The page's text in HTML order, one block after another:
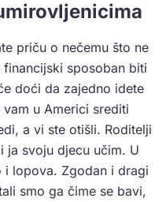
priču o nečemu što ne
sposoban biti
doći da zajedno idete
u Americi srediti
a vi ste otišli. Roditelji
ja svoju djecu učim. U
i lopova. Zgodan i dragi
smo ga čime se bavi,